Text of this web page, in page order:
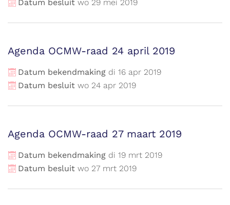
Datum besluit wo 29 mei 2019
Agenda OCMW-raad 24 april 2019
Datum bekendmaking di 16 apr 2019
Datum besluit wo 24 apr 2019
Agenda OCMW-raad 27 maart 2019
Datum bekendmaking di 19 mrt 2019
Datum besluit wo 27 mrt 2019